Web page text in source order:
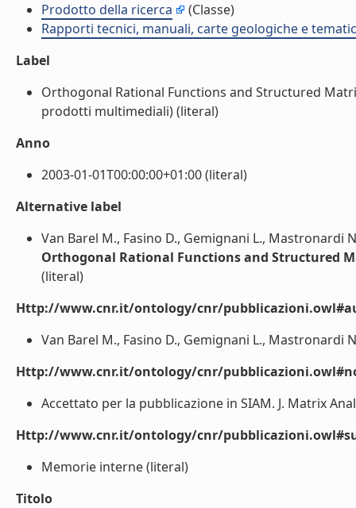
Prodotto della ricerca
(Classe)
Rapporti tecnici, manuali, carte geologiche e
Label
Orthogonal Rational Functions and Structured
prodotti multimediali) (literal)
Anno
2003-01-01T00:00:00+01:00 (literal)
Alternative label
Van Barel M., Fasino D., Gemignani L., Mastronardi
Orthogonal Rational Functions and Structured
(literal)
Http://www.cnr.it/ontology/cnr/
Van Barel M., Fasino D., Gemignani L., Mastronardi
Http://www.cnr.it/ontology/cnr/
Accettato per la pubblicazione in SIAM. J. Matrix
Http://www.cnr.it/ontology/cnr/
Memorie interne (literal)
Titolo